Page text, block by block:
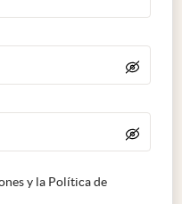
y la Política de